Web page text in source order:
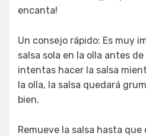
encanta!
Un consejo rápido: Es muy
salsa sola en la olla antes
intentas hacer la salsa
la olla, la salsa quedará
bien.
Remueve la salsa hasta